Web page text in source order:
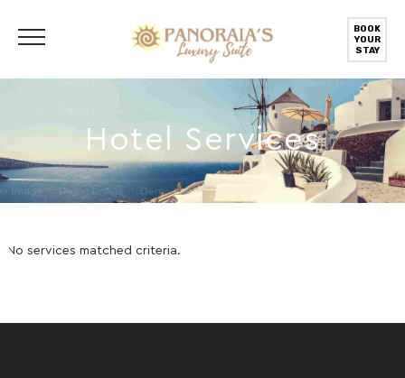
BOOK
YOUR
STAY
Hotel Services
No services matched criteria.